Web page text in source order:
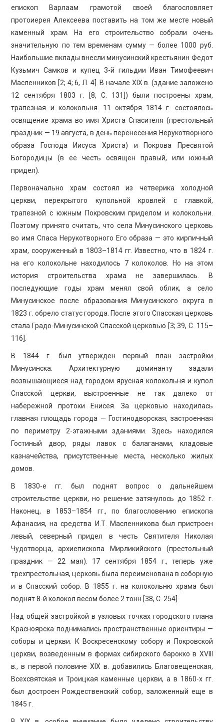
епископ Варлаам грамотой своей благословляет
протоиерея Алексеева поставить на том же месте новый
каменный храм. На его строительство собрали очень
значительную по тем временам сумму — более 1000 руб.
Наибольшие вклады внесли минусинский крестьянин Федот
Кузьмич Самков и купец 3-й гильдии Иван Тимофеевич
Масленников [2; 4; 6, Л. 4]. В начале XIX в. (здание заложено
12 сентября 1803 г. [8, С. 131]) были построены храм,
трапезная и колокольня. 11 октября 1814 г. состоялось
освящение храма во имя Христа Спасителя (престольный
праздник — 19 августа, в день перенесения Нерукотворного
образа Господа Иисуса Христа) и Покрова Пресвятой
Богородицы (в ее честь освящен правый, или южный
придел).
Первоначально храм состоял из четверика холодной
церкви, перекрытого купольной кровлей с главкой,
трапезной с южным Покровским приделом и колокольни.
Поэтому принято считать, что села Минусинского церковь
во имя Спаса Нерукотворного Его образа — это кирпичный
храм, сооруженный в 1803–1814 гг. Известно, что в 1824 г.
на его колокольне находилось 7 колоколов. Но на этом
история строительства храма не завершилась. В
последующие годы храм менял свой облик, а село
Минусинское после образования Минусинского округа в
1823 г. обрело статус города. После этого Спасская церковь
стала Градо-Минусинской Спасской церковью [3; 39, С. 115–
116].
В 1844 г. был утвержден первый план застройки
Минусинска. Архитектурную доминанту задали
возвышающиеся над городом ярусная колокольня и купол
Спасской церкви, выстроенные не так далеко от
набережной протоки Енисея. За церковью находилась
главная площадь города — Гостинодворская, застроенная
по периметру 2-этажными зданиями. Здесь находился
Гостиный двор, ряды лавок с балаганами, кладовые
казначейства, присутственные места, несколько жилых
домов.
В 1830-е гг. был поднят вопрос о дальнейшем
строительстве церкви, но решение затянулось до 1852 г.
Наконец, в 1853–1854 гг., по благословению епископа
Афанасия, на средства И.Т. Масленникова был пристроен
левый, северный придел в честь Святителя Николая
Чудотворца, архиепископа Мирликийского (престольный
праздник — 22 мая). 17 сентября 1854 г., теперь уже
трехпрестольная, церковь была переименована в соборную
и в Спасский собор. В 1855 г. на колокольню храма был
поднят 8-й колокол весом более 2 тонн [38, С. 254].
Над общей застройкой в узловых точках городского плана
Красноярска поднимались пространственные ориентиры —
соборы и церкви. К Воскресенскому собору и Покровской
церкви, возведенным в формах сибирского барокко в XVIII
в., в первой половине XIX в. добавились Благовещенская,
Всехсвятская и Троицкая каменные церкви, а в 1860-х гг.
был достроен Рождественский собор, заложенный еще в
1845 г.